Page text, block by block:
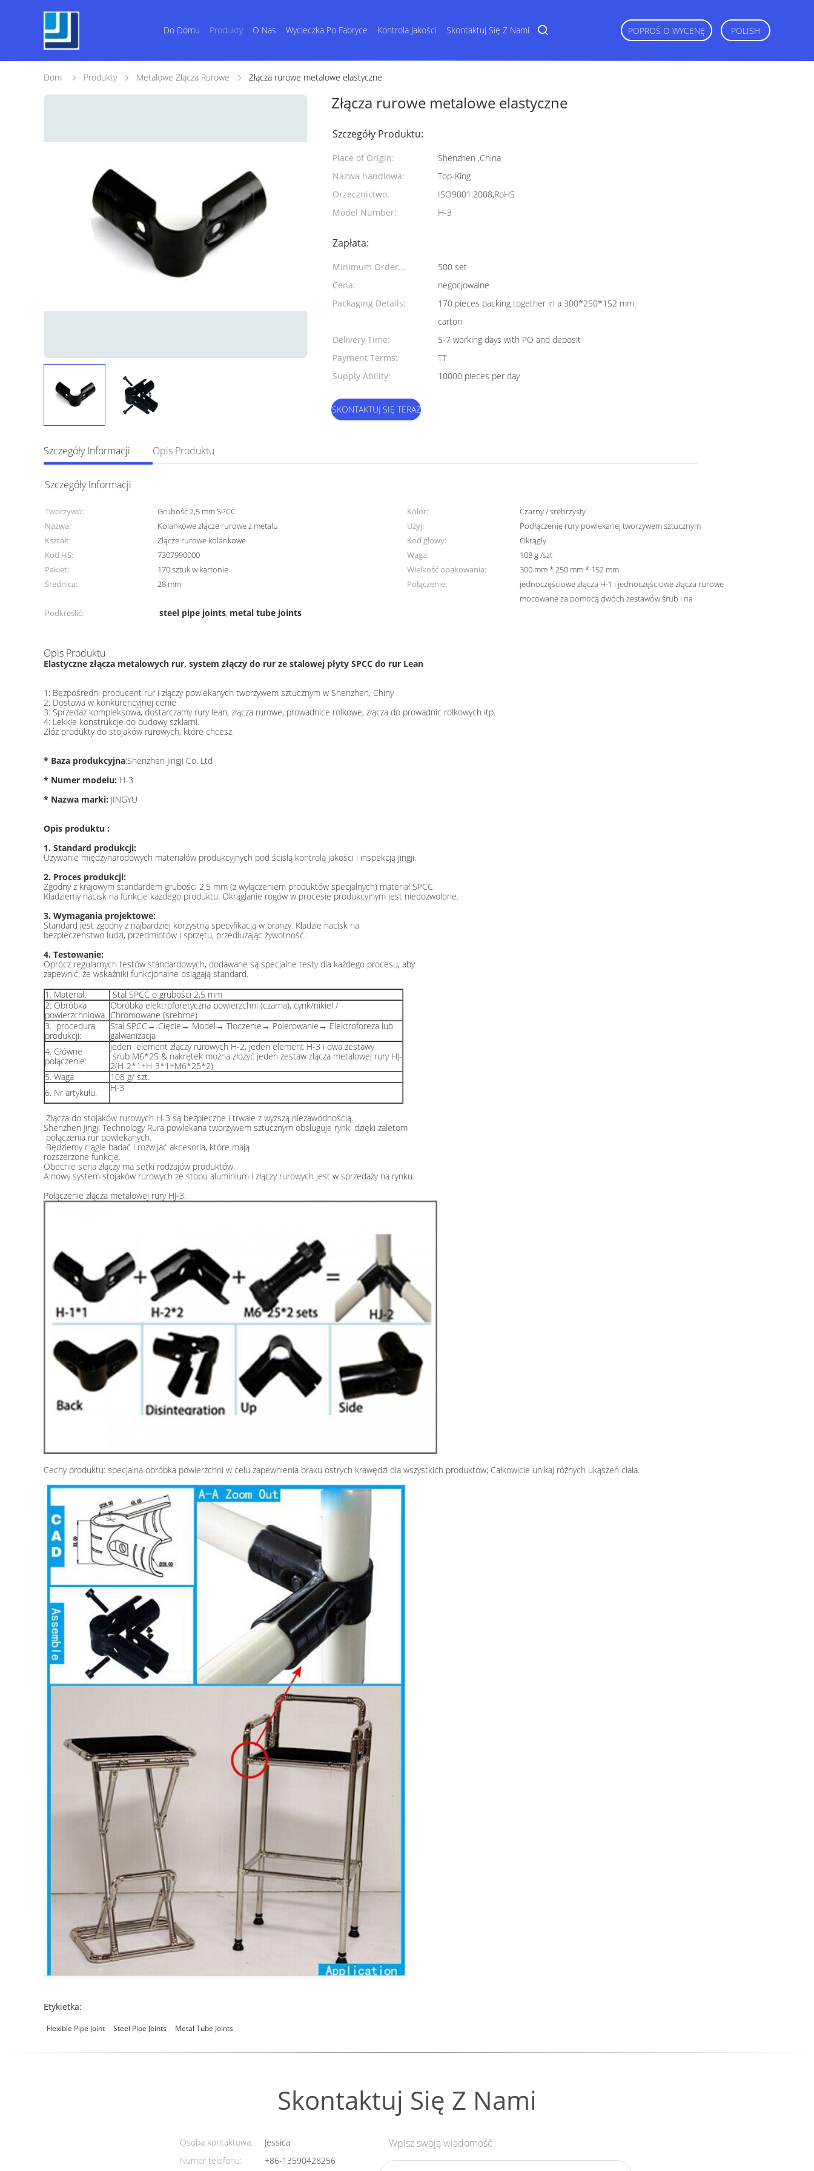
Do Domu Produkty O Nas Wycieczka Po Fabryce Kontrola Jakości Skontaktuj Się Z Nami POPROŚ O WYCENĘ POLISH
Dom Produkty Metalowe Złącza Rurowe Złącza rurowe metalowe elastyczne
Złącza rurowe metalowe elastyczne
Szczegóły Produktu:
Place of Origin:
Shenzhen ,China
Nazwa handlowa:
Top-King
Orzecznictwo:
ISO9001:2008;RoHS
Model Number:
H-3
Zapłata:
Minimum Order
Quantity:
500 set
Cena:
negocjowalne
Packaging Details:
170 pieces packing together in a 300*250*152 mm
carton
Delivery Time:
5-7 working days with PO and deposit
Payment Terms:
TT
Supply Ability:
10000 pieces per day
SKONTAKTUJ SIĘ TERAZ
Szczegóły Informacji Opis Produktu
Szczegóły Informacji
Tworzywo: Grubość 2,5 mm SPCC Kolor:
Czarny / srebrzysty
Nazwa:
Kolankowe złącze rurowe z metalu Użyj:
Podłączenie rury powlekanej tworzywem sztucznym
Kształt:
Złącze rurowe kolankowe Kod głowy:
Okrągły
Kod HS:
7307990000 Waga:
108 g /szt
Pakiet:
170 sztuk w kartonie Wielkość opakowania:
300 mm * 250 mm * 152 mm
Średnica:
28 mm Połączenie:
jednoczęściowe złącza H-1 i jednoczęściowe złącza rurowe
mocowane za pomocą dwóch zestawów śrub i na
Podkreślić:
steel pipe joints, metal tube joints
Opis Produktu
Elastyczne złącza metalowych rur, system złączy do rur ze stalowej płyty SPCC do rur Lean
1: Bezpośredni producent rur i złączy powlekanych tworzywem sztucznym w Shenzhen, Chiny
2: Dostawa w konkurencyjnej cenie
3: Sprzedaż kompleksowa, dostarczamy rury lean, złącza rurowe, prowadnice rolkowe, złącza do prowadnic rolkowych itp.
4: Lekkie konstrukcje do budowy szklarni.
Złóż produkty do stojaków rurowych, które chcesz.
* Baza produkcyjna:Shenzhen Jingji Co. Ltd
* Numer modelu: H-3
* Nazwa marki: JINGYU
Opis produktu :
1. Standard produkcji:
Używanie międzynarodowych materiałów produkcyjnych pod ścisłą kontrolą jakości i inspekcją Jingji.
2. Proces produkcji:
Zgodny z krajowym standardem grubości 2,5 mm (z wyłączeniem produktów specjalnych) materiał SPCC.
Kładziemy nacisk na funkcje każdego produktu. Okrąglanie rogów w procesie produkcyjnym jest niedozwolone.
3. Wymagania projektowe:
Standard jest zgodny z najbardziej korzystną specyfikacją w branży. Kładzie nacisk na
bezpieczeństwo ludzi, przedmiotów i sprzętu, przedłużając żywotność.
4. Testowanie:
Oprócz regularnych testów standardowych, dodawane są specjalne testy dla każdego procesu, aby
zapewnić, że wskaźniki funkcjonalne osiągają standard.
1. Materiał:
Stal SPCC o grubości 2,5 mm
2. Obróbka
powierzchniowa :
Obróbka elektroforetyczna powierzchni (czarna), cynk/nikiel /
Chromowane (srebrne)
3. procedura
produkcji:
Stal SPCC→ Cięcie→ Model→ Tłoczenie→ Polerowanie→ Elektroforeza lub
galwanizacja
4. Główne
połączenie:
jeden element złączy rurowych H-2, jeden element H-3 i dwa zestawy
śrub M6*25 & nakrętek można złożyć jeden zestaw złącza metalowej rury HJ-
2(H-2*1+H-3*1+M6*25*2)
5. Waga
108 g/ szt.
6. Nr artykułu.
H-3
Złącza do stojaków rurowych H-3 są bezpieczne i trwałe z wyższą niezawodnością.
Shenzhen Jingji Technology Rura powlekana tworzywem sztucznym obsługuje rynki dzięki zaletom
połączenia rur powlekanych.
Będziemy ciągle badać i rozwijać akcesoria, które mają
rozszerzone funkcje.
Obecnie seria złączy ma setki rodzajów produktów.
A nowy system stojaków rurowych ze stopu aluminium i złączy rurowych jest w sprzedaży na rynku.
Połączenie złącza metalowej rury HJ-3:
Cechy produktu: specjalna obróbka powierzchni w celu zapewnienia braku ostrych krawędzi dla wszystkich produktów; Całkowicie unikaj różnych ukąszeń ciała.
Etykietka:
Flexible Pipe Joint Steel Pipe Joints Metal Tube Joints
Skontaktuj Się Z Nami
Osoba kontaktowa:
Jessica​
Numer telefonu:
+86-13590428256
Wpisz swoją wiadomość